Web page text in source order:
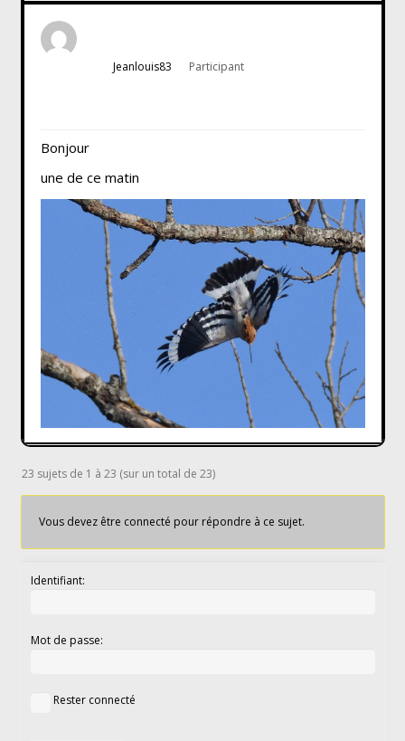
Jeanlouis83 Participant
Bonjour
une de ce matin
23 sujets de 1 à 23 (sur un total de 23)
Vous devez être connecté pour répondre à ce sujet.
Identifiant:
Mot de passe:
Rester connecté